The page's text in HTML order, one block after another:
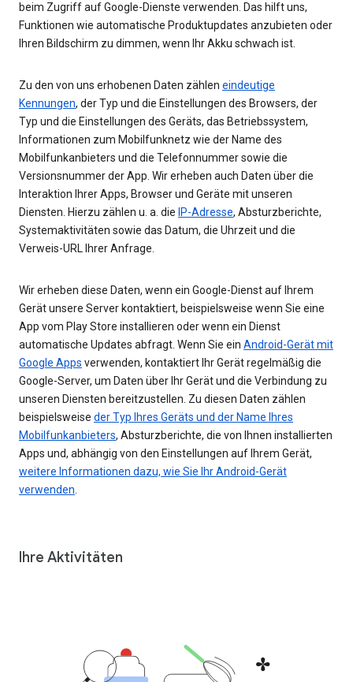
beim Zugriff auf Google-Dienste verwenden. Das hilft uns,
Funktionen wie automatische Produktupdates anzubieten oder
Ihren Bildschirm zu dimmen, wenn Ihr Akku schwach ist.
Zu den von uns erhobenen Daten zählen eindeutige
Kennungen, der Typ und die Einstellungen des Browsers, der
Typ und die Einstellungen des Geräts, das Betriebssystem,
Informationen zum Mobilfunknetz wie der Name des
Mobilfunkanbieters und die Telefonnummer sowie die
Versionsnummer der App. Wir erheben auch Daten über die
Interaktion Ihrer Apps, Browser und Geräte mit unseren
Diensten. Hierzu zählen u. a. die IP-Adresse, Absturzberichte,
Systemaktivitäten sowie das Datum, die Uhrzeit und die
Verweis-URL Ihrer Anfrage.
Wir erheben diese Daten, wenn ein Google-Dienst auf Ihrem
Gerät unsere Server kontaktiert, beispielsweise wenn Sie eine
App vom Play Store installieren oder wenn ein Dienst
automatische Updates abfragt. Wenn Sie ein Android-Gerät mit
Google Apps verwenden, kontaktiert Ihr Gerät regelmäßig die
Google-Server, um Daten über Ihr Gerät und die Verbindung zu
unseren Diensten bereitzustellen. Zu diesen Daten zählen
beispielsweise der Typ Ihres Geräts und der Name Ihres
Mobilfunkanbieters, Absturzberichte, die von Ihnen installierten
Apps und, abhängig von den Einstellungen auf Ihrem Gerät,
weitere Informationen dazu, wie Sie Ihr Android-Gerät
verwenden.
Ihre Aktivitäten